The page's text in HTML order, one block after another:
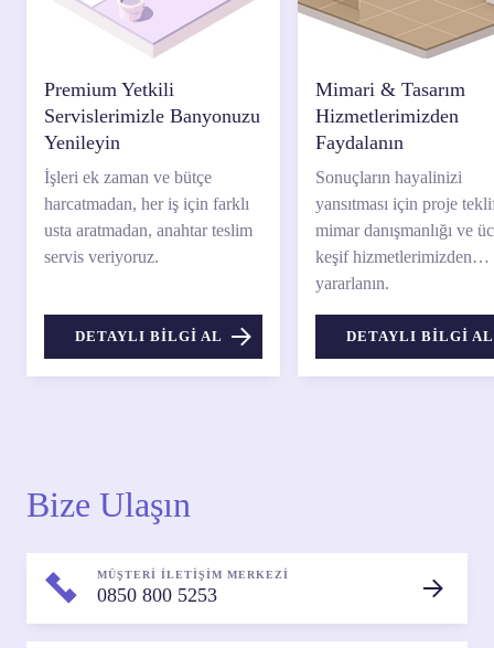
Premium Yetkili
Servislerimizle Banyonuzu
Yenileyin
İşleri ek zaman ve bütçe
harcatmadan, her iş için farklı
usta aratmadan, anahtar teslim
servis veriyoruz.
DETAYLI BİLGİ AL
Mimari & Tasarım
Hizmetlerimizden
Faydalanın
Sonuçların hayalinizi
yansıtması için proje
mimar danışmanlığı ve
keşif hizmetlerimizden
yararlanın.
DETAYLI BİLGİ AL
Bize Ulaşın
MÜŞTERİ İLETİŞİM MERKEZİ
0850 800 5253